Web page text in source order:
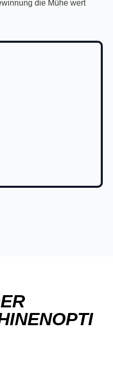
die Mühe wert